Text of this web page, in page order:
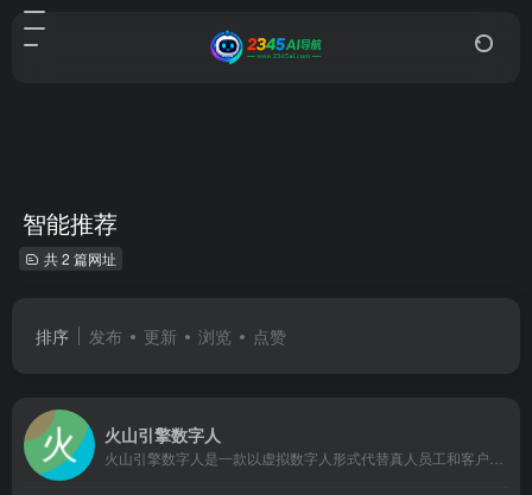
智能推荐
共 2 篇网址
排序 发布 更新 浏览 点赞
火山引擎数字人